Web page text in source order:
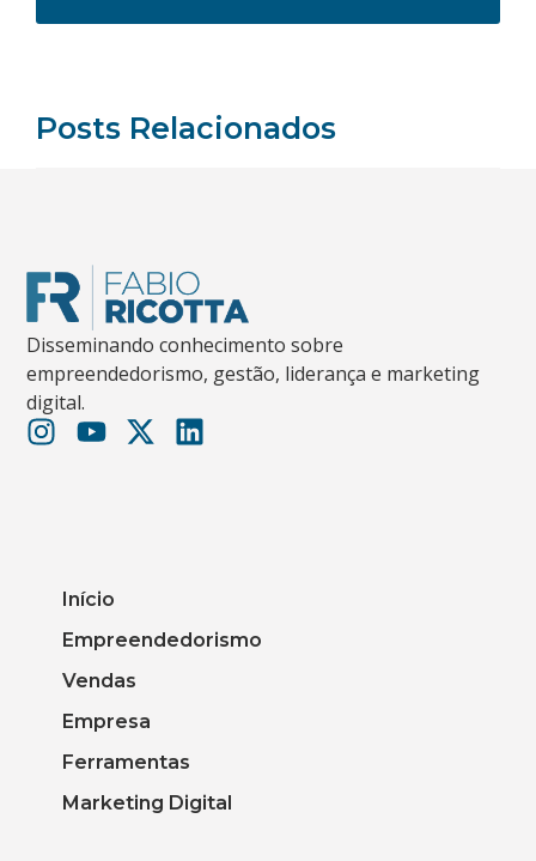
Posts Relacionados
Disseminando conhecimento sobre
empreendedorismo, gestão, liderança e marketing
digital.
Início
Empreendedorismo
Vendas
Empresa
Ferramentas
Marketing Digital